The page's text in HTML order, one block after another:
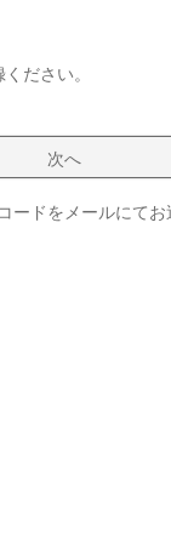
ださい。
次へ
ードをメールにてお